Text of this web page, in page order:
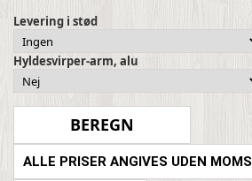
Levering i stød
Hyldesvirper-arm, alu
ALLE PRISER ANGIVES UDEN MOMS